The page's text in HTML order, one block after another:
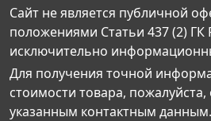
Сайт не является публичной
положениями Статьи 437 (2) ГК
исключительно
Для получения точной
стоимости товара,
указанным контактным данным.